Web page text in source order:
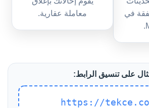
في
معاملة عقارية.
على تنسيق الرابط:
https://